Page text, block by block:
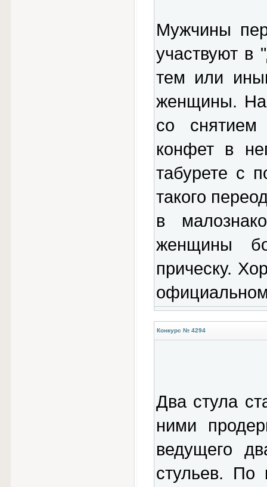
Мужчины
участвуют в
тем или
женщины.
со снятием
конфет в
табурете с
такого
в
женщины
прическу.
Конкурс № 4294
Два стула
ними
ведущего
стульев. По